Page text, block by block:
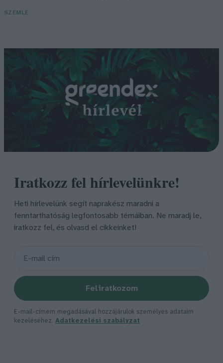
SZEMLE
Iratkozz fel hírlevelünkre!
Heti hírlevelünk segít naprakész maradni a
fenntarthatóság legfontosabb témáiban. Ne maradj le,
iratkozz fel, és olvasd el cikkeinket!
Feliratkozom
E-mail-címem megadásával hozzájárulok személyes adataim
kezeléséhez. Adatkezelési szabályzat